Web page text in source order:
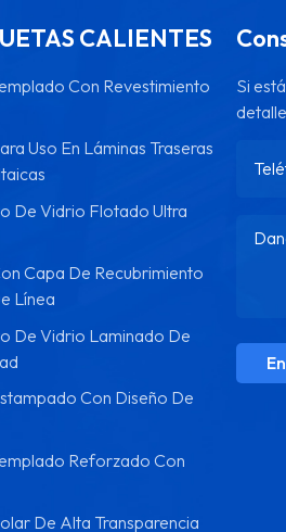
CALIENTES
Con Revestimiento
Uso En Láminas Traseras
De Vidrio Flotado Ultra
Capa De Recubrimiento
Línea
De Vidrio Laminado De
Con Diseño De
Reforzado Con
De Alta Transparencia
Si